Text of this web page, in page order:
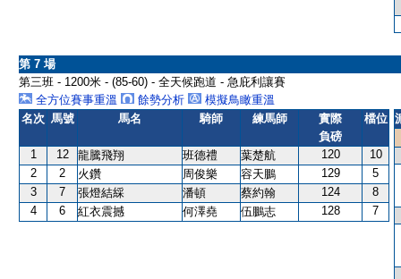
第 7 場
第三班 - 1200米 - (85-60) - 全天候跑道 - 急庇利讓賽
全方位賽事重溫
餘勢分析
模擬鳥瞰重溫
名次 馬號 馬名 騎師 練馬師
實際
負磅
檔位
1 12 龍騰飛翔 班德禮 葉楚航 120
10
2
2 火鑽 周俊樂 容天鵬 129
5
3
7 張燈結綵 潘頓 蔡約翰 124
8
4
6 紅衣震撼 何澤堯 伍鵬志 128 7